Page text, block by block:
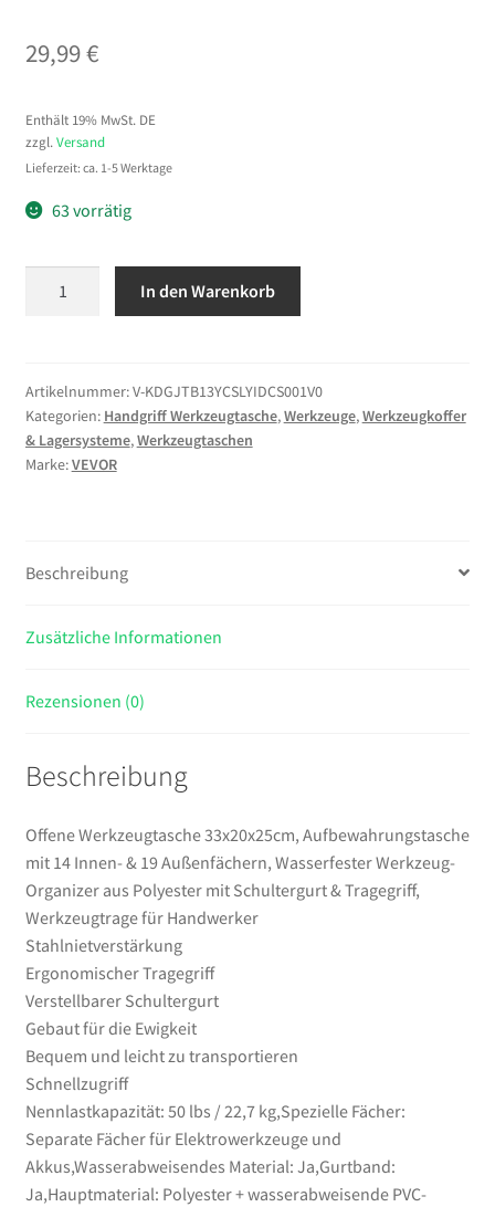
29,99€
Enthält 19% MwSt. DE
zzgl. Versand
Lieferzeit: ca. 1-5 Werktage
63 vorrätig
Aufbewahrungstasche
mit
14
Innen-
Wasserfester
Organizer
Polyester
&
Werkzeugtrage
für
Handwerker
Menge
In den Warenkorb
Artikelnummer:V-KDGJTB13YCSLYIDCS001V0
Kategorien: Handgriff Werkzeugtasche,Werkzeuge,Werkzeugkoffer
& Lagersysteme,Werkzeugtaschen
Marke:VEVOR
Beschreibung
Zusätzliche Informationen
Rezensionen (0)
Beschreibung
Offene Werkzeugtasche 33x20x25cm, Aufbewahrungstasche
mit 14 Innen- & 19 Außenfächern, Wasserfester Werkzeug-
Organizer aus Polyester mit Schultergurt & Tragegriff,
Werkzeugtrage für Handwerker
Stahlnietverstärkung
Ergonomischer Tragegriff
Verstellbarer Schultergurt
Gebaut für die Ewigkeit
Bequem und leicht zu transportieren
Schnellzugriff
Nennlastkapazität: 50 lbs / 22,7 kg,Spezielle Fächer:
Separate Fächer für Elektrowerkzeuge und
Akkus,Wasserabweisendes Material: Ja,Gurtband:
Ja,Hauptmaterial: Polyester + wasserabweisende PVC-